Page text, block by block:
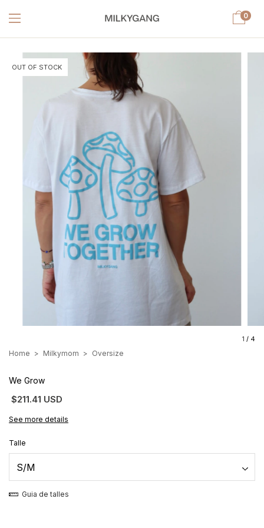
0
OUT OF STOCK
1 / 4
Home > Milkymom > Oversize
We Grow
$211.41 USD
See more details
Talle
Guia de talles